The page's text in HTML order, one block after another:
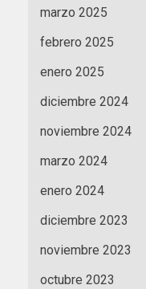
marzo 2025
febrero 2025
enero 2025
diciembre 2024
noviembre 2024
marzo 2024
enero 2024
diciembre 2023
noviembre 2023
octubre 2023